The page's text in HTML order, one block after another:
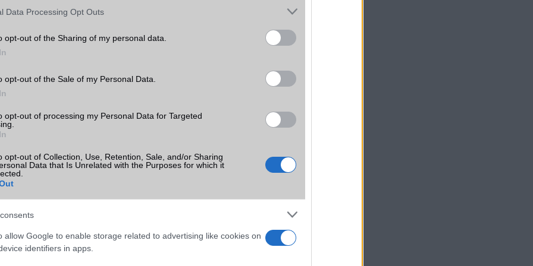
Data Processing Opt Outs
opt-out of the Sharing of my personal data.
opt-out of the Sale of my Personal Data.
opt-out of processing my Personal Data for Targeted
opt-out of Collection, Use, Retention, Sale, and/or Sharing
Data that Is Unrelated with the Purposes for which it
allow Google to enable storage related to advertising like cookies on
identifiers in apps.
a berendezés és a magasan képzett szakértő értékesítők egyaránt
hogy mindenki számára érthetővé, megismerhetővé és kézzel foghatóvá
folyamatosan fejlődő világa. A márkaüzletben a szülőkkel érkező
várja táblagépekkel, a Vodafone okostelefon kínálatában a 46
segít eligazodni, a régi és új ügyfeleknek pedig az üzletek szakértői
esetén.